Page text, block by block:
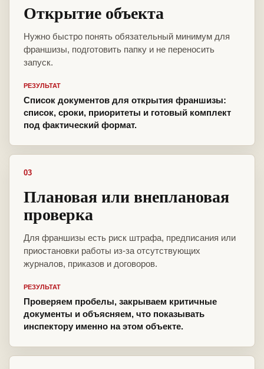
Открытие объекта
Нужно быстро понять обязательный минимум для
франшизы, подготовить папку и не переносить
запуск.
РЕЗУЛЬТАТ
Список документов для открытия франшизы:
список, сроки, приоритеты и готовый комплект
под фактический формат.
03
Плановая или внеплановая
проверка
Для франшизы есть риск штрафа, предписания или
приостановки работы из-за отсутствующих
журналов, приказов и договоров.
РЕЗУЛЬТАТ
Проверяем пробелы, закрываем критичные
документы и объясняем, что показывать
инспектору именно на этом объекте.